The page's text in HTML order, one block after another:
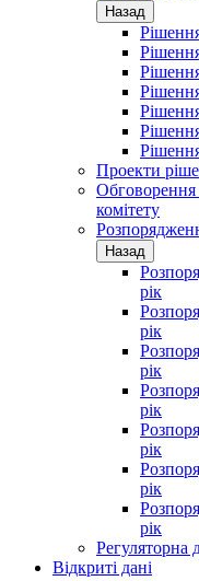
Назад
Проекти
Обговорення
комітету
Назад
рік
рік
рік
рік
рік
рік
рік
Регуляторна
Відкриті дані